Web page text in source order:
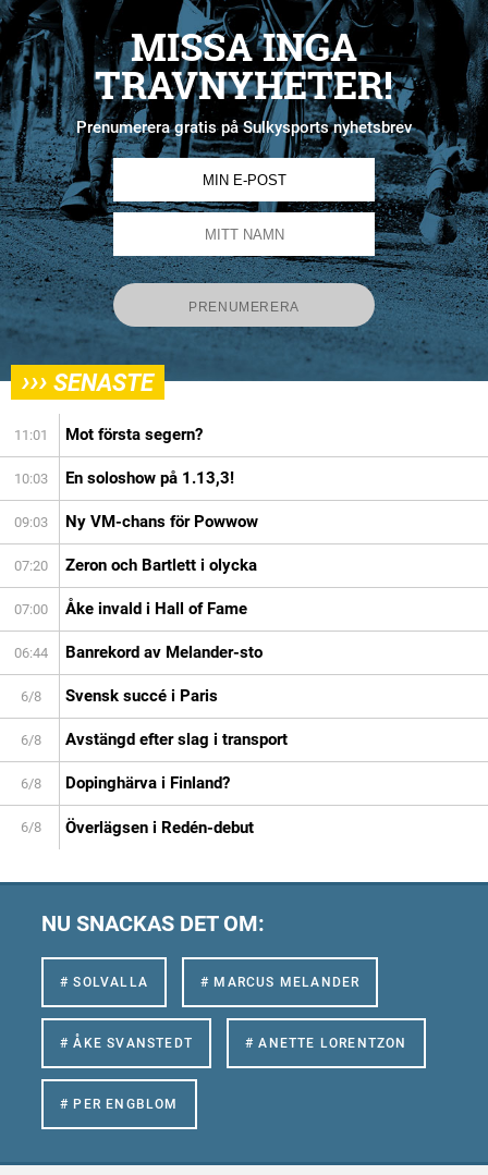
MISSA INGA
TRAVNYHETER!
Prenumerera gratis på Sulkysports nyhetsbrev
››› SENASTE
11:01 Mot första segern?
10:03 En soloshow på 1.13,3!
09:03 Ny VM-chans för Powwow
07:20 Zeron och Bartlett i olycka
07:00 Åke invald i Hall of Fame
06:44 Banrekord av Melander-sto
6/8 Svensk succé i Paris
6/8 Avstängd efter slag i transport
6/8 Dopinghärva i Finland?
6/8 Överlägsen i Redén-debut
NU SNACKAS DET OM:
# SOLVALLA # MARCUS MELANDER
# ÅKE SVANSTEDT # ANETTE LORENTZON
# PER ENGBLOM